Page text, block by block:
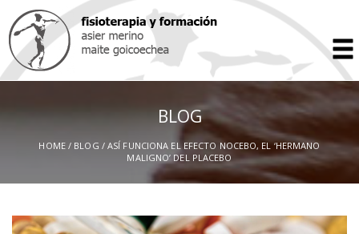
BLOG
HOME/ BLOG / ASÍ FUNCIONA EL EFECTO NOCEBO, EL ‘HERMANO
MALIGNO’ DEL PLACEBO